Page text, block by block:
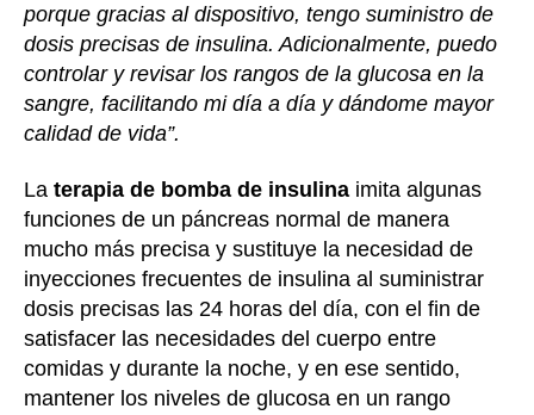
porque gracias al dispositivo, tengo suministro de
dosis precisas de insulina. Adicionalmente, puedo
controlar y revisar los rangos de la glucosa en la
sangre, facilitando mi día a día y dándome mayor
calidad de vida”.
La terapia de bomba de insulina imita algunas
funciones de un páncreas normal de manera
mucho más precisa y sustituye la necesidad de
inyecciones frecuentes de insulina al suministrar
dosis precisas las 24 horas del día, con el fin de
satisfacer las necesidades del cuerpo entre
comidas y durante la noche, y en ese sentido,
mantener los niveles de glucosa en un rango